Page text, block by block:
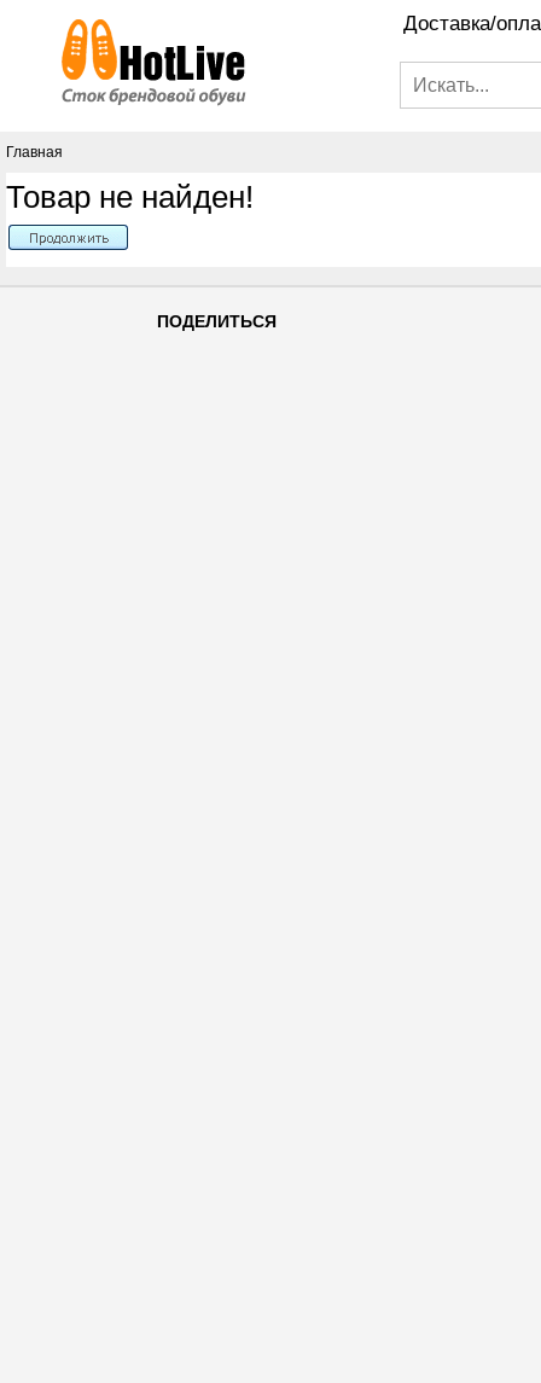
Доставка/
Главная
Товар не найден!
ПОДЕЛИТЬСЯ